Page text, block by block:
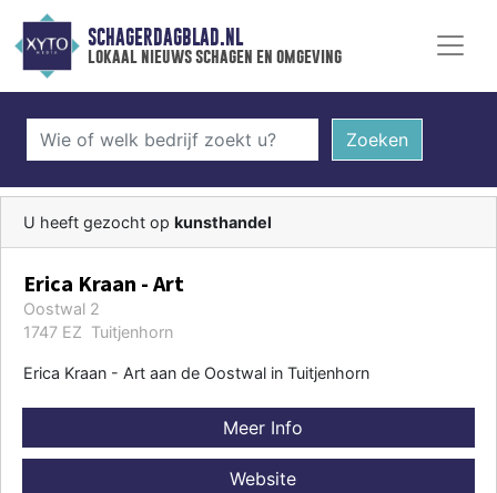
SCHAGERDAGBLAD.NL
lokaal nieuws schagen en omgeving
Zoeken
U heeft gezocht op kunsthandel
Erica Kraan - Art
Oostwal 2
1747 EZ Tuitjenhorn
Erica Kraan - Art aan de Oostwal in Tuitjenhorn
Meer Info
Website